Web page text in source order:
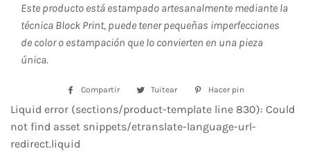
Este producto está estampado artesanalmente mediante la
técnica Block Print, puede tener pequeñas imperfecciones
de color o estampación que lo convierten en una pieza
única.
Compartir
Compartir
Facebook
Tuitear
TuitearHacer pin
en
Liquid error (sections/product-template line 830): Could
not find asset snippets/etranslate-language-url-
redirect.liquid